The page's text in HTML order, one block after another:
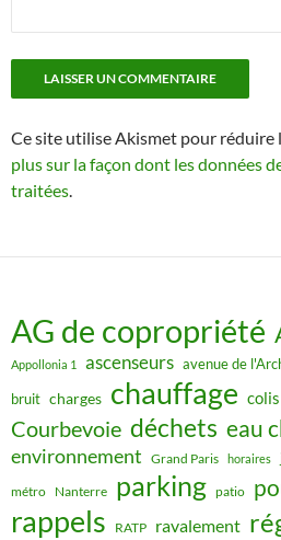
Ce site utilise Akismet pour réduire
plus sur la façon dont les données
traitées.
AG de copropriété
Appollonia 1 ascenseurs avenue de
bruit charges chauffage colis
Courbevoie déchets eau
environnement Grand Paris horaires
métro Nanterre parking patio
rappels RATP ravalement